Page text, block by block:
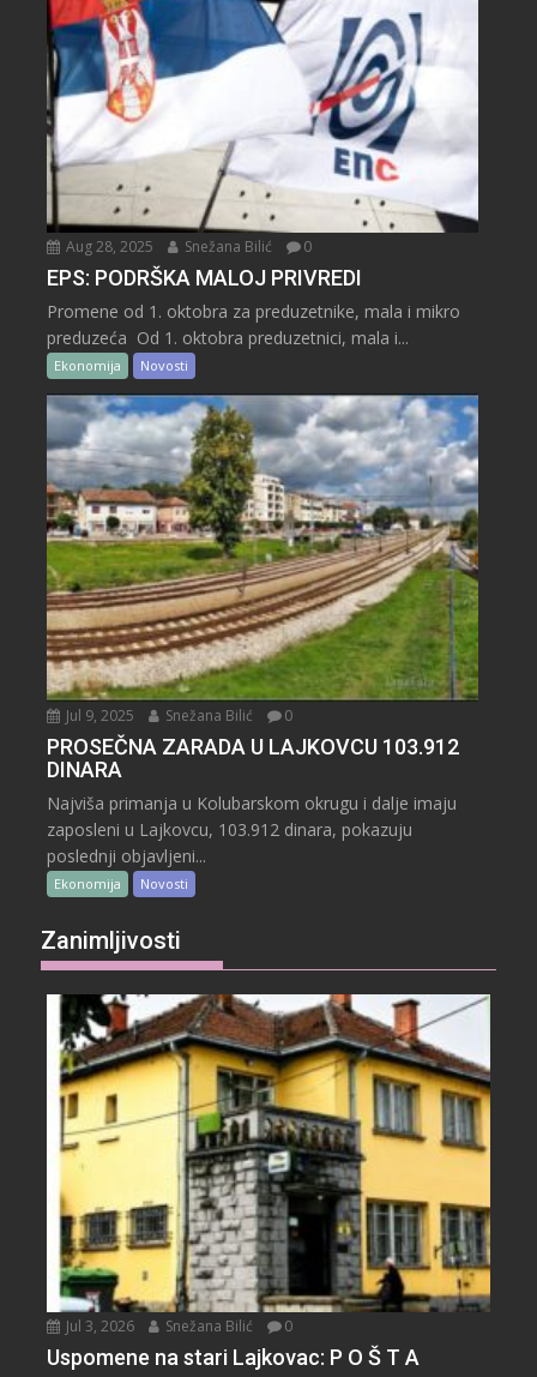
Aug 28, 2025 Snežana Bilić 0
EPS: PODRŠKA MALOJ PRIVREDI
Promene od 1. oktobra za preduzetnike, mala i mikro
preduzeća Od 1. oktobra preduzetnici, mala i...
Ekonomija Novosti
Jul 9, 2025 Snežana Bilić 0
PROSEČNA ZARADA U LAJKOVCU 103.912
DINARA
Najviša primanja u Kolubarskom okrugu i dalje imaju
zaposleni u Lajkovcu, 103.912 dinara, pokazuju
poslednji objavljeni...
Ekonomija Novosti
Zanimljivosti
Jul 3, 2026 Snežana Bilić 0
Uspomene na stari Lajkovac: P O Š T A